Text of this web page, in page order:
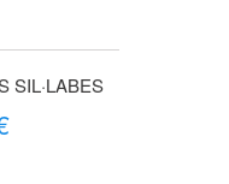
SIL·LABES